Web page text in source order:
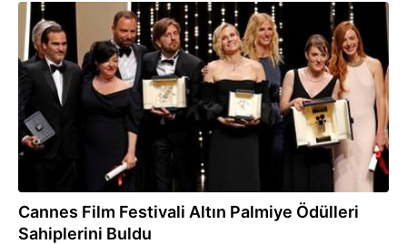
29.05.2017
Cannes Film Festivali Altın Palmiye Ödülleri
Sahiplerini Buldu